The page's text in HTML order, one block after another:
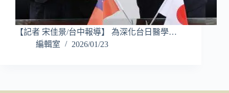
【記者 宋佳景/台中報導】 為深化台日醫學…
編輯室
2026/01/23